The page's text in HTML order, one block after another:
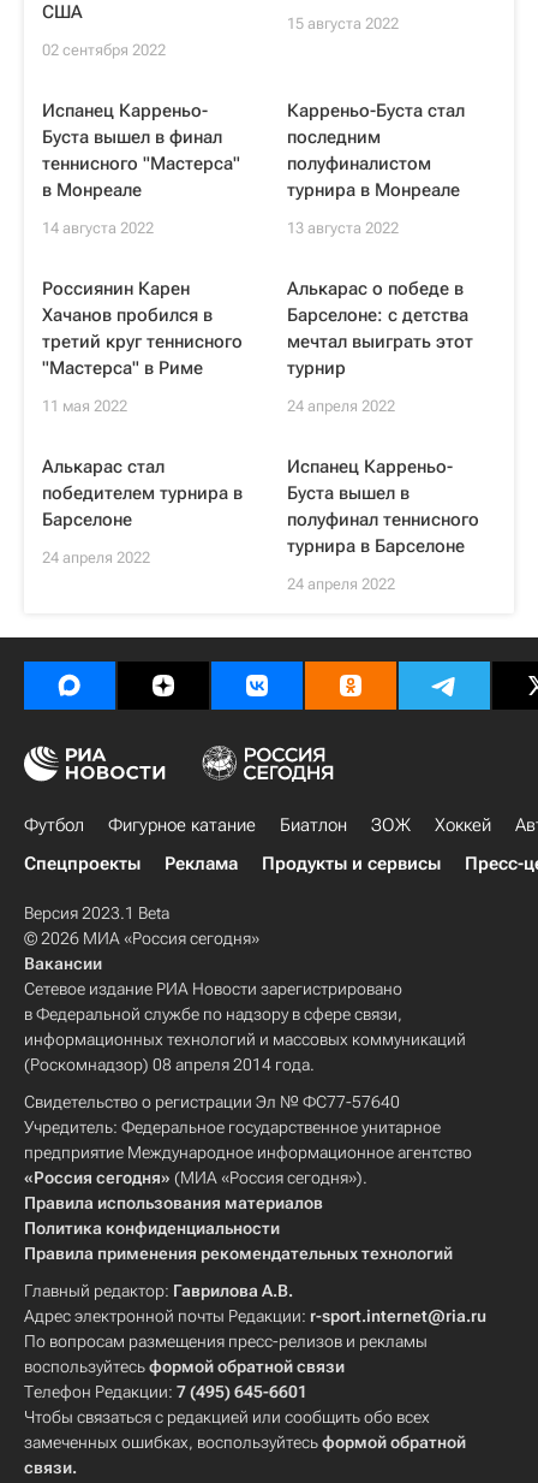
США
02 сентября 2022
15 августа 2022
Испанец Карреньо-
Буста вышел в финал
теннисного "Мастерса"
в Монреале
14 августа 2022
Карреньо-Буста стал
последним
полуфиналистом
турнира в Монреале
13 августа 2022
Россиянин Карен
Хачанов пробился в
третий круг теннисного
"Мастерса" в Риме
11 мая 2022
Алькарас о победе в
Барселоне: с детства
мечтал выиграть этот
турнир
24 апреля 2022
Алькарас стал
победителем турнира в
Барселоне
24 апреля 2022
Испанец Карреньо-
Буста вышел в
полуфинал теннисного
турнира в Барселоне
24 апреля 2022
Футбол Фигурное катание Биатлон ЗОЖ Хоккей
Спецпроекты
Реклама Продукты и сервисы Пресс-
Версия 2023.1 Beta
© 2026 МИА «Россия сегодня»
Вакансии
Сетевое издание РИА Новости зарегистрировано
в Федеральной службе по надзору в сфере связи,
информационных технологий и массовых коммуникаций
(Роскомнадзор) 08 апреля 2014 года.
Свидетельство о регистрации Эл № ФС77-57640
Учредитель: Федеральное государственное унитарное
предприятие Международное информационное агентство
«Россия сегодня» (МИА «Россия сегодня»).
Правила использования материалов
Политика конфиденциальности
Правила применения рекомендательных технологий
Главный редактор: Гаврилова А.В.
Адрес электронной почты Редакции: r-sport.internet@ria.ru
По вопросам размещения пресс-релизов и рекламы
воспользуйтесьформой обратной связи
Телефон Редакции: 7 (495) 645-6601
Чтобы связаться с редакцией или сообщить обо всех
замеченных ошибках, воспользуйтесьформой обратной
связи.